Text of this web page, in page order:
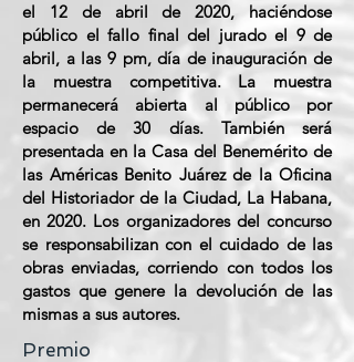
el 12 de abril de 2020, haciéndose
público el fallo final del jurado el 9 de
abril, a las 9 pm, día de inauguración de
la muestra competitiva. La muestra
permanecerá abierta al público por
espacio de 30 días. También será
presentada en la Casa del Benemérito de
las Américas Benito Juárez de la Oficina
del Historiador de la Ciudad, La Habana,
en 2020. Los organizadores del concurso
se responsabilizan con el cuidado de las
obras enviadas, corriendo con todos los
gastos que genere la devolución de las
mismas a sus autores.
Premio